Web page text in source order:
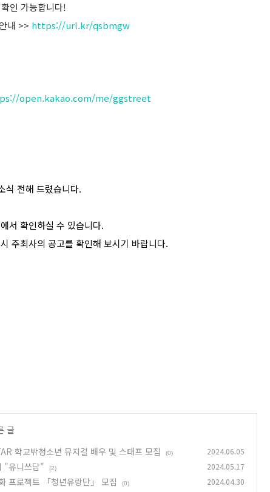
인 가능합니다!
내 >> https://url.kr/qsbmgw
open.kakao.com/me/ggstreet
식 전해 드렸습니다.
서 확인하실 수 있습니다.
주최사의 공고를 확인해 보시기 바랍니다.
글
학교밖청소년 뮤지컬 배우 및 스태프 모집
(0) 2024.06.05
"유니쓰담" (2) 2024.05.17
프로젝트 「청년유랑단」 모집 (0) 2024.04.30